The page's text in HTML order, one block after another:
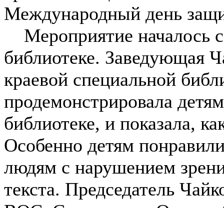
Международный день
Мероприятие началось
библиотеке. Заведующая
краевой специальной
продемонстрировала
библиотеке, и показала,
Особенно детям
людям с нарушением
текста. Председатель